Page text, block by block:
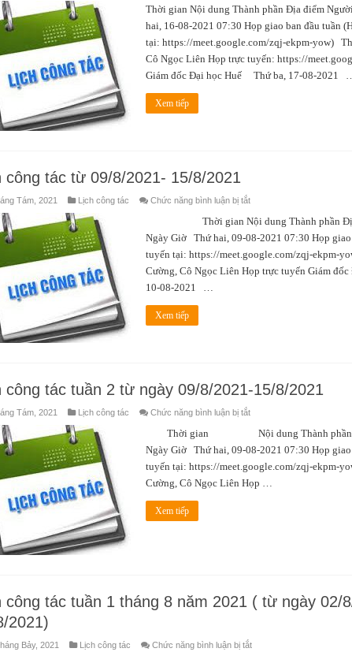
thứ
3
(Từ
ngày
16/8/2021
-22/8/2021)
Thời gian Nội dung Thành phần Địa điểm
hai, 16-08-2021 07:30 Họp giao ban đầu tuần
tại: https://meet.google.com/zqj-ekpm-yow)
Cô Ngọc Liên Họp trực tuyến: https://
Giám đốc Đại học Huế Thứ ba, 17-08-2021 …
Xem tiếp
công tác từ 09/8/2021- 15/8/2021
Tám, 2021 Lịch công tác Chức năng bình luận bị tắtở
công
tác
từ
15/8/2021
Thời gian Nội dung Thành phần Địa
Ngày Giờ Thứ hai, 09-08-2021 07:30 Họp giao
tuyến tại: https://meet.google.com/zqj-ekpm-
Cường, Cô Ngọc Liên Họp trực tuyến Giám
10-08-2021 …
Xem tiếp
công tác tuần 2 từ ngày 09/8/2021-15/8/2021
Tám, 2021 Lịch công tác Chức năng bình luận bị tắtở
công
tác
tuần
từ
09/8/2021-
Thời gian Nội dung Thành phần Địa
Ngày Giờ Thứ hai, 09-08-2021 07:30 Họp giao
tuyến tại: https://meet.google.com/zqj-ekpm-
Cường, Cô Ngọc Liên Họp …
Xem tiếp
công tác tuần 1 tháng 8 năm 2021 ( từ ngày 02/
2021)
Bảy, 2021 Lịch công tác Chức năng bình luận bị tắtở